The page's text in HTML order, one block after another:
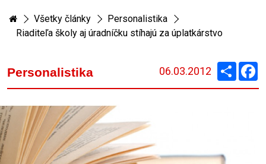
Všetky články
Personalistika
Riaditeľa školy aj úradníčku stíhajú za úplatkárstvo
Personalistika 06.03.2012 Zdieľaj